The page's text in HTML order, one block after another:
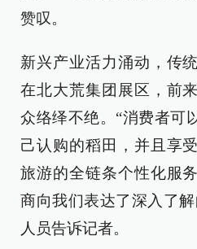
赞叹。
新兴产业活力涌动，传
在北大荒集团展区，前
众络绎不绝。“消费者可
己认购的稻田，并且享
旅游的全链条个性化服
商向我们表达了深入了
人员告诉记者。